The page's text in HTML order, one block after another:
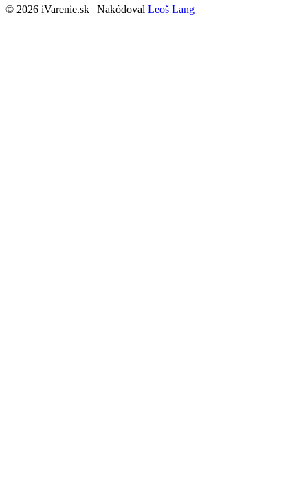
© 2026 iVarenie.sk | Nakódoval Leoš Lang